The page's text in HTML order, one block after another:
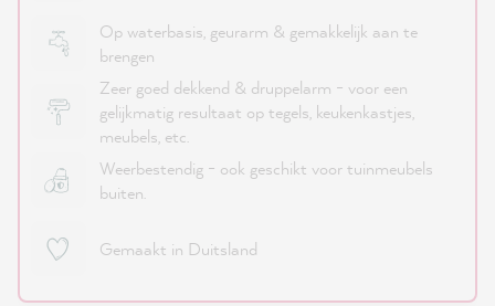
Op waterbasis, geurarm & gemakkelijk aan te
brengen
Zeer goed dekkend & druppelarm - voor een
gelijkmatig resultaat op tegels, keukenkastjes,
meubels, etc.
Weerbestendig - ook geschikt voor tuinmeubels
buiten.
Gemaakt in Duitsland